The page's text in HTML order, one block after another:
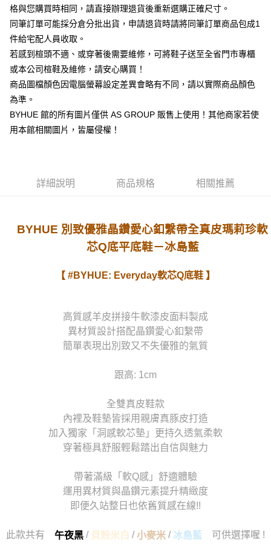
台灣樂天信用卡公司
玉山商業銀行
星展（台灣）商業銀行
台灣樂天信用卡公司
元大商業銀行
永豐商業銀行
玉山商業銀行
星展（台灣）商業銀行
台新國際商業銀行
Google Pay
ATM付款
貨到付款
運送方式
付款後全家取貨(固定運費)
格與您購買時相同，請直接辦理退貨後重新選購正確尺寸。
同筆訂單可能採分倉分批出貨，申請退貨時請將同筆訂單商品包成1
件給宅配人員收取。
若感到楦頭不適、或穿著後需要維修，可將鞋子送至全省門市專櫃
或本公司楦鞋及維修，請安心購買！
商品圖檔顏色因電腦螢幕設定差異會略有不同，請以實際商品顏色
為準。
BYHUE 館的所有圖片僅供 AS GROUP 販售上使用！其他商家若使
用本館相關圖片，皆屬侵權！
詳細說明 商品規格 相關推薦
BYHUE 別致優雅晶鑽愛心釦繫帶全真皮瑪莉珍軟
芯Q底平底鞋－冰島藍
【 #BYHUE: Everyday軟芯Q底鞋 】
高質感羊皮拼接牛軟漆皮面料製成
異材質設計搭配晶鑽愛心釦繫帶
簡單表現出別致又不失優雅的氣質
跟高: 1cm
全雙真皮鞋款
內裡及鞋墊皆採用親膚真豚皮打造
加入獨家「洞感軟芯墊」更持久透氣柔軟
穿著極具舒服輕鬆踏出自信與魅力
帶著滿級「軟Q感」舒適體驗
運用異材質與晶鑽元素提升精緻度
即便久站整日也依舊質感在線!!
此款共有 午夜黑 / 貝殼米白 /小麥米 / 冰島藍 可供選擇喔 !